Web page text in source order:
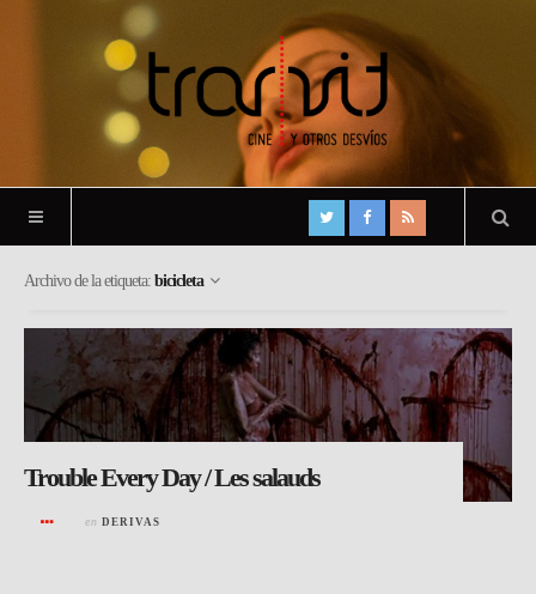
Archivo de la etiqueta: bicicleta
Trouble Every Day / Les salauds
en DERIVAS